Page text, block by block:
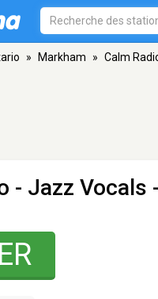
» Markham » Calm
- Jazz Vocals